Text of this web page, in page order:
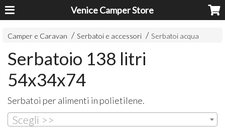
Venice Camper Store
Camper e Caravan Serbatoi e accessori Serbatoi acqua
Serbatoio 138 litri
54x34x74
Serbatoi per alimenti in polietilene.
Scegli >>